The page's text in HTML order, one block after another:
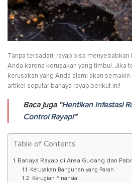
Tanpa tersadari, rayap bisa
Anda karena kerusakan yang timbul. Jika
kerusakan yang Anda alami akan semakin
artikel seputar bahaya rayap berikut ini!
Baca juga “Hentikan Infestasi
Control Rayap!”
Table of Contents
Bahaya Rayap di Area Gudang dan
Kerusakan Bangunan yang Parah
Kerugian Finansial